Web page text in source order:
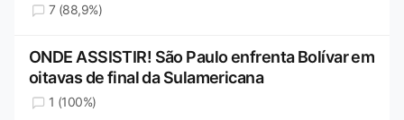
7 (88,9%)
ONDE ASSISTIR! São Paulo enfrenta Bolívar em
oitavas de final da Sulamericana
1 (100%)